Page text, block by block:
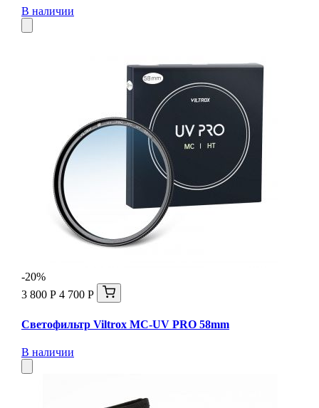
В наличии
-20%
3 800 Р 4 700 Р
Светофильтр Viltrox MC-UV PRO 58mm
В наличии